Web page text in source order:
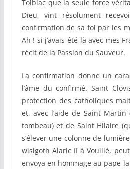
Tolbiac que la seule force
Dieu, vint résolument
confirmation de sa foi par les
Ah ! si j’avais été là avec mes
récit de la Passion du Sauveur.
La confirmation donne un
l’âme du confirmé. Saint
protection des catholiques
et, avec l’aide de Saint
tombeau) et de Saint Hilaire
s’élever une colonne de
wisigoth Alaric II à Vouillé,
envoya en hommage au pape